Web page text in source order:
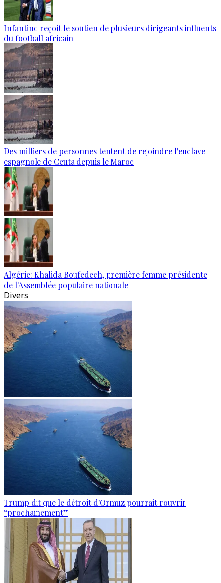
Infantino reçoit le soutien de plusieurs dirigeants influents
du football africain
Des milliers de personnes tentent de rejoindre l'enclave
espagnole de Ceuta depuis le Maroc
Algérie: Khalida Boufedech, première femme présidente
de l'Assemblée populaire nationale
Divers
Trump dit que le détroit d'Ormuz pourrait rouvrir
“prochainement”